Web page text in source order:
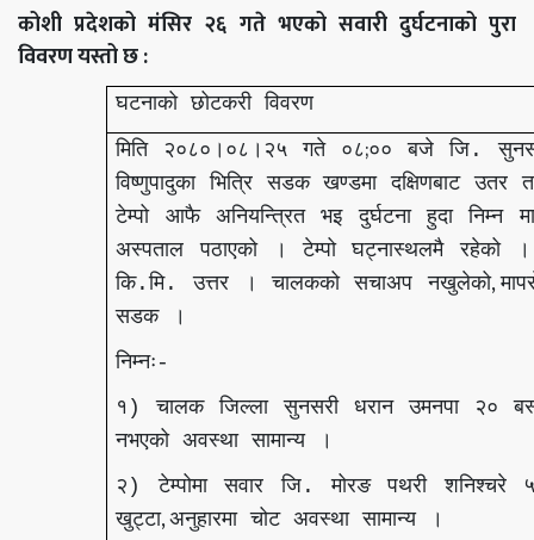
कोशी प्रदेशको मंसिर २६ गते भएको सवारी दुर्घटनाको पुरा
विवरण यस्तो छ :
घटनाको छोटकरी विवरण
मिति
२०८०।०८।२५ गते ०८;०० बजे जि .
विष्णुपादुका भित्रि सडक खण्डमा दक्षिणबाट उतर
टेम्पो
आफै अनियन्त्रित भइ दुर्घटना हुदा निम्न
अस्पताल
पठाएको । टेम्पो घट्नास्थलमै रहेको
।
कि.मि.उत्तर । चालकको सचाअप नखुलेको,
सडक
।
निम्नः -
१ )चालक जिल्ला सुनसरी धरान उमनपा २०
नभएको अवस्था सामान्य
।
२ )टेम्पोमा सवार जि.मोरङ पथरी शनिश्चरे
खुट्टा,अनुहारमा चोट अवस्था सामान्य
।